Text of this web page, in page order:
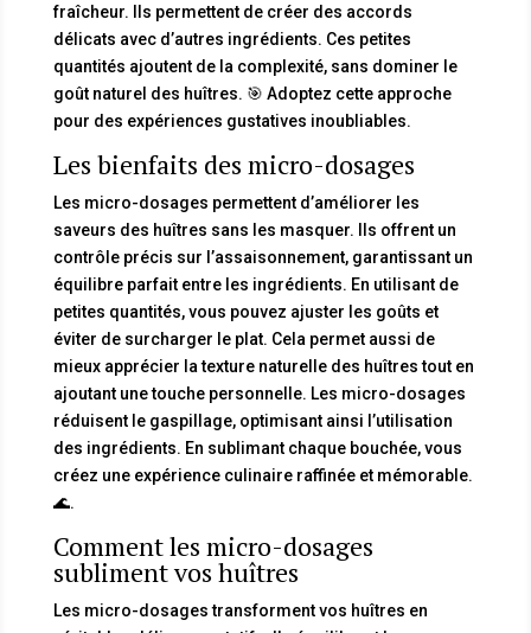
fraîcheur. Ils permettent de créer des accords
délicats avec d’autres ingrédients. Ces petites
quantités ajoutent de la complexité, sans dominer le
goût naturel des huîtres. 🎯 Adoptez cette approche
pour des expériences gustatives inoubliables.
Les bienfaits des micro-dosages
Les micro-dosages permettent d’améliorer les
saveurs des huîtres sans les masquer. Ils offrent un
contrôle précis sur l’assaisonnement, garantissant un
équilibre parfait entre les ingrédients. En utilisant de
petites quantités, vous pouvez ajuster les goûts et
éviter de surcharger le plat. Cela permet aussi de
mieux apprécier la texture naturelle des huîtres tout en
ajoutant une touche personnelle. Les micro-dosages
réduisent le gaspillage, optimisant ainsi l’utilisation
des ingrédients. En sublimant chaque bouchée, vous
créez une expérience culinaire raffinée et mémorable.
🌊.
Comment les micro-dosages
subliment vos huîtres
Les micro-dosages transforment vos huîtres en